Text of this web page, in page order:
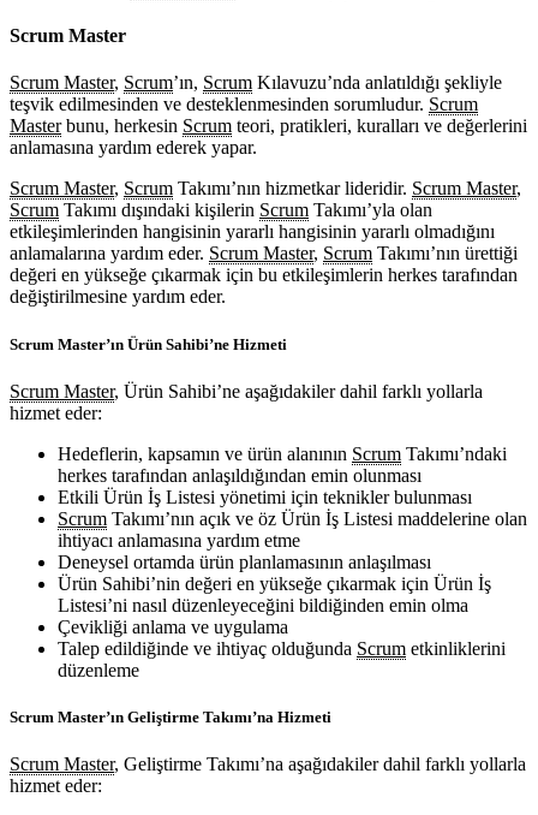
Scrum Master
Scrum Master, Scrum’ın, Scrum Kılavuzu’nda anlatıldığı şekliyle
teşvik edilmesinden ve desteklenmesinden sorumludur. Scrum
Masterbunu, herkesin Scrum teori, pratikleri, kuralları ve değerlerini
anlamasına yardım ederek yapar.
Scrum Master, Scrum Takımı’nın hizmetkar lideridir. Scrum Master,
Scrum Takımı dışındaki kişilerin Scrum Takımı’yla olan
etkileşimlerinden hangisinin yararlı hangisinin yararlı olmadığını
anlamalarına yardım eder. Scrum Master, Scrum Takımı’nın ürettiği
değeri en yükseğe çıkarmak için bu etkileşimlerin herkes tarafından
değiştirilmesine yardım eder.
Scrum Master’ın Ürün Sahibi’ne Hizmeti
Scrum Master, Ürün Sahibi’ne aşağıdakiler dahil farklı yollarla
hizmet eder:
Hedeflerin, kapsamın ve ürün alanının Scrum Takımı’ndaki
herkes tarafından anlaşıldığından emin olunması
Etkili Ürün İş Listesi yönetimi için teknikler bulunması
Scrum Takımı’nın açık ve öz Ürün İş Listesi maddelerine olan
ihtiyacı anlamasına yardım etme
Deneysel ortamda ürün planlamasının anlaşılması
Ürün Sahibi’nin değeri en yükseğe çıkarmak için Ürün İş
Listesi’ni nasıl düzenleyeceğini bildiğinden emin olma
Çevikliği anlama ve uygulama
Talep edildiğinde ve ihtiyaç olduğunda Scrum etkinliklerini
düzenleme
Scrum Master’ın Geliştirme Takımı’na Hizmeti
Scrum Master, Geliştirme Takımı’na aşağıdakiler dahil farklı yollarla
hizmet eder: